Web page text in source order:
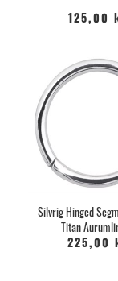
125,00
Silvrig Hinged
Titan
225,00